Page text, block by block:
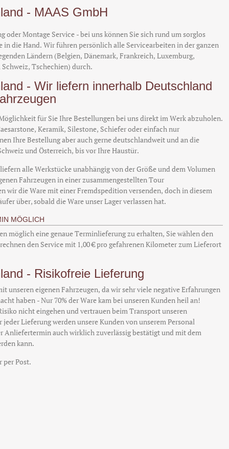
- MAAS GmbH
oder Montage Service - bei uns können Sie sich rund um sorglos
in die Hand. Wir führen persönlich alle Servicearbeiten in der ganzen
Ländern (Belgien, Dänemark, Frankreich, Luxemburg,
Tschechien) durch.
- Wir liefern innerhalb Deutschland
für Sie Ihre Bestellungen bei uns direkt im Werk abzuholen.
Keramik, Silestone, Schiefer oder einfach nur
Ihre Bestellung aber auch gerne deutschlandweit und an die
und Österreich, bis vor Ihre Haustür.
alle Werkstücke unabhängig von der Größe und dem Volumen
Fahrzeugen in einer zusammengestellten Tour
wir die Ware mit einer Fremdspedition versenden, doch in diesem
über, sobald die Ware unser Lager verlassen hat.
MÖGLICH
möglich eine genaue Terminlieferung zu erhalten, Sie wählen den
den Service mit 1,00 € pro gefahrenen Kilometer zum Lieferort
- Risikofreie Lieferung
unseren eigenen Fahrzeugen, da wir sehr viele negative Erfahrungen
haben - Nur 70% der Ware kam bei unseren Kunden heil an!
nicht eingehen und vertrauen beim Transport unseren
Lieferung werden unsere Kunden von unserem Personal
Anliefertermin auch wirklich zuverlässig bestätigt und mit dem
kann.
per Post.